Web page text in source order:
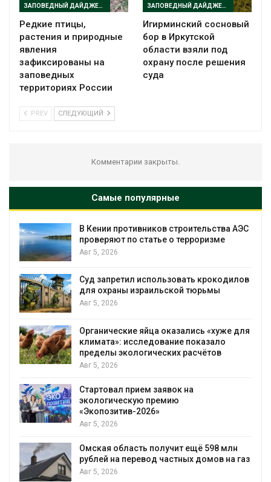
ЗАПОВЕДНЫЙ ДАЙДЖЕСТ
Редкие птицы,
растения и природные
явления
зафиксированы на
заповедных
территориях России
ЗАПОВЕДНЫЙ ДАЙДЖЕСТ
Игирминский сосновый
бор в Иркутской
области взяли под
охрану после решения
суда
PREV СЛЕДУЮЩИЙ
Комментарии закрыты.
Самые популярные
В Кении противников строительства АЭС
проверяют по статье о терроризме
Авг 5, 2026
Суд запретил использовать крокодилов
для охраны израильской тюрьмы
Авг 5, 2026
Органические яйца оказались «хуже для
климата»: исследование показало
пределы экологических расчётов
Авг 5, 2026
Стартовал прием заявок на
экологическую премию
«Экопозитив-2026»
Авг 5, 2026
Омская область получит ещё 598 млн
рублей на перевод частных домов на газ
Авг 5, 2026